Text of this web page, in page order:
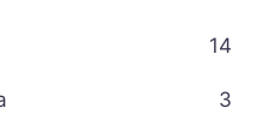
14
3